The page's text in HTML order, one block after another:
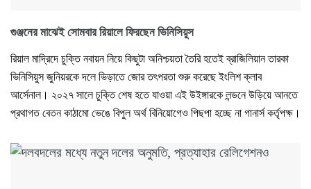
গুঞ্জনের মাঝেই সোমবার রিয়ালে ফিরছেন ভিনিসিয়ুস
রিয়াল মাদ্রিদে চুক্তি নবায়ন নিয়ে কিছুটা অনিশ্চয়তা তৈরি হতেই ব্রাজিলিয়ান তারকা
ভিনিসিয়ুস জুনিয়রকে দলে ভিড়াতে জোর তৎপরতা শুরু করেছে ইংলিশ ক্লাব
আর্সেনাল। ২০২৭ সালে চুক্তি শেষ হতে যাওয়া এই উইঙ্গারকে লন্ডনে উড়িয়ে আনতে
প্রথাগত বেতন কাঠামো ভেঙে বিপুল অর্থ বিনিয়োগেও পিছপা হচ্ছে না গানার্স কর্তৃপক্ষ।